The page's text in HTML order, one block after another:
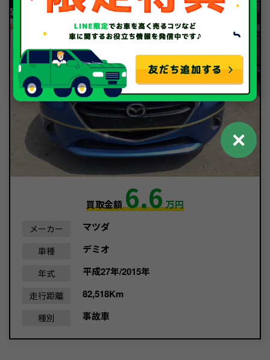
買取金額6.6万円
メーカー マツダ
車種 デミオ
年式 平成27年/2015年
走行距離 82,518Km
種別 事故車
✕